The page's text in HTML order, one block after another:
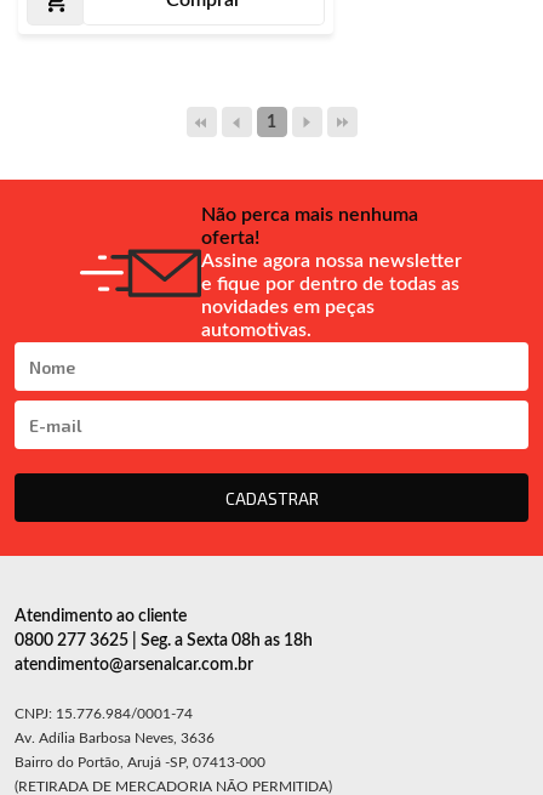
1
Não perca mais nenhuma
oferta!
Assine agora nossa newsletter
e fique por dentro de todas as
novidades em peças
automotivas.
CADASTRAR
Atendimento ao cliente
0800 277 3625 | Seg. a Sexta 08h as 18h
atendimento@arsenalcar.com.br
CNPJ: 15.776.984/0001-74
Av. Adília Barbosa Neves, 3636
Bairro do Portão, Arujá -SP, 07413-000
(RETIRADA DE MERCADORIA NÃO PERMITIDA)